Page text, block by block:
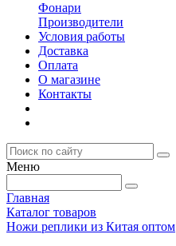
Фонари
Производители
Условия работы
Доставка
Оплата
О магазине
Контакты
Меню
Главная
Каталог товаров
Ножи реплики из Китая оптом